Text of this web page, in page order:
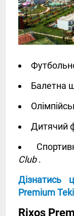
Балетна
Дитячий
Club.
Дізнатись
Premium
Rixos